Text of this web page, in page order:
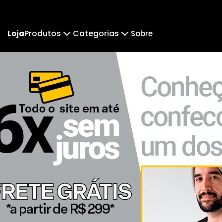
LojaProdutos Categorias
Fotógrafas
Arte & Fotografia
Sobre